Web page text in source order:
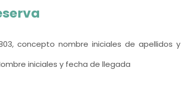
concepto nombre iniciales de apellidos y
iniciales y fecha de llegada